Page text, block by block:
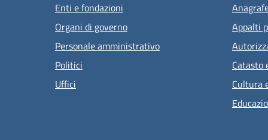
Enti e fondazioni
Organi di governo
Personale amministrativo
Politici
Uffici
Appalti
Catasto
Cultura